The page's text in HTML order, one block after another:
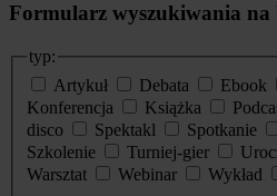
Formularz wyszukiwania na
typ:
Artykuł
Debata Ebook
Konferencja
Książka
disco
Spektakl Spotkanie
Szkolenie
Turniej-gier
Warsztat
Webinar Wykład